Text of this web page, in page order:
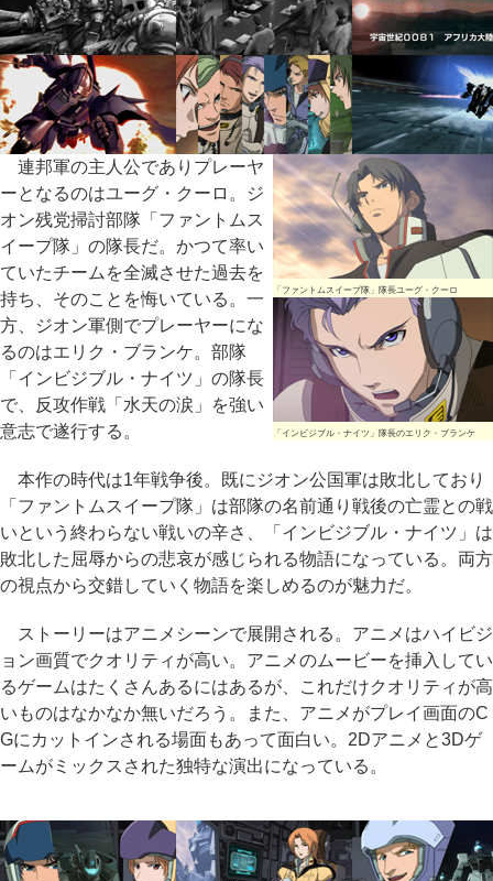
「ファントムスイープ隊」隊長ユーグ・クーロ
「インビジブル・ナイツ」隊長のエリク・ブランケ
連邦軍の主人公でありプレーヤ
ーとなるのはユーグ・クーロ。ジ
オン残党掃討部隊「ファントムス
イープ隊」の隊長だ。かつて率い
ていたチームを全滅させた過去を
持ち、そのことを悔いている。一
方、ジオン軍側でプレーヤーにな
るのはエリク・ブランケ。部隊
「インビジブル・ナイツ」の隊長
で、反攻作戦「水天の涙」を強い
意志で遂行する。
本作の時代は1年戦争後。既にジオン公国軍は敗北しており
「ファントムスイープ隊」は部隊の名前通り戦後の亡霊との戦
いという終わらない戦いの辛さ、「インビジブル・ナイツ」は
敗北した屈辱からの悲哀が感じられる物語になっている。両方
の視点から交錯していく物語を楽しめるのが魅力だ。
ストーリーはアニメシーンで展開される。アニメはハイビジ
ョン画質でクオリティが高い。アニメのムービーを挿入してい
るゲームはたくさんあるにはあるが、これだけクオリティが高
いものはなかなか無いだろう。また、アニメがプレイ画面のC
Gにカットインされる場面もあって面白い。2Dアニメと3Dゲ
ームがミックスされた独特な演出になっている。